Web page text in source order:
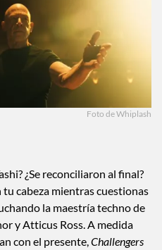
Foto de Whiplash
¿Se reconciliaron al final?
cabeza mientras cuestionas
la maestría techno de
y Atticus Ross. A medida
con el presente,Challengers